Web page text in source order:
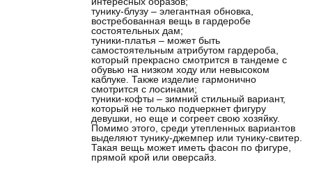
тунику-блузу – элегантная обновка,
востребованная вещь в гардеробе
состоятельных дам;
туники-платья – может быть
самостоятельным атрибутом гардероба,
который прекрасно смотрится в тандеме с
обувью на низком ходу или невысоком
каблуке. Также изделие гармонично
смотрится с лосинами;
туники-кофты – зимний стильный вариант,
который не только подчеркнет фигуру
девушки, но еще и согреет свою хозяйку.
Помимо этого, среди утепленных вариантов
выделяют тунику-джемпер или тунику-свитер.
Такая вещь может иметь фасон по фигуре,
прямой крой или оверсайз.